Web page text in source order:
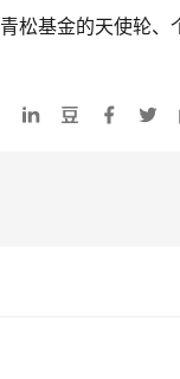
松基金的天使轮